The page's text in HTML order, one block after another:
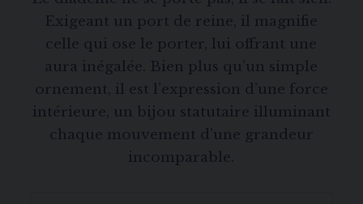
Exigeant un port de reine, il magnifie
celle qui ose le porter, lui offrant une
aura inégalée. Bien plus qu’un simple
ornement, il est l’expression d’une force
intérieure, un bijou statutaire illuminant
chaque mouvement d’une grandeur
incomparable.